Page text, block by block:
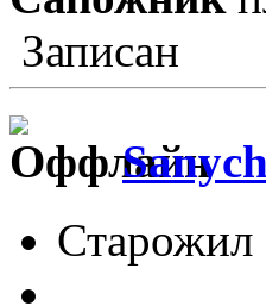
Записан
Sanych
Старожил